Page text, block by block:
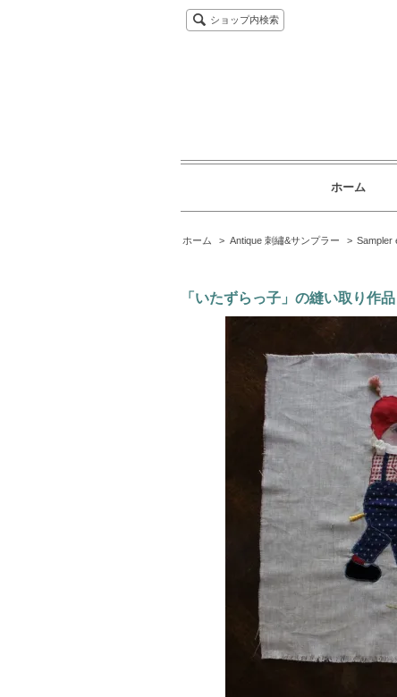
ショップ内検索
ホーム
ホーム > Antique 刺繡&サンプラー > Sampler
「いたずらっ子」の縫い取り作品